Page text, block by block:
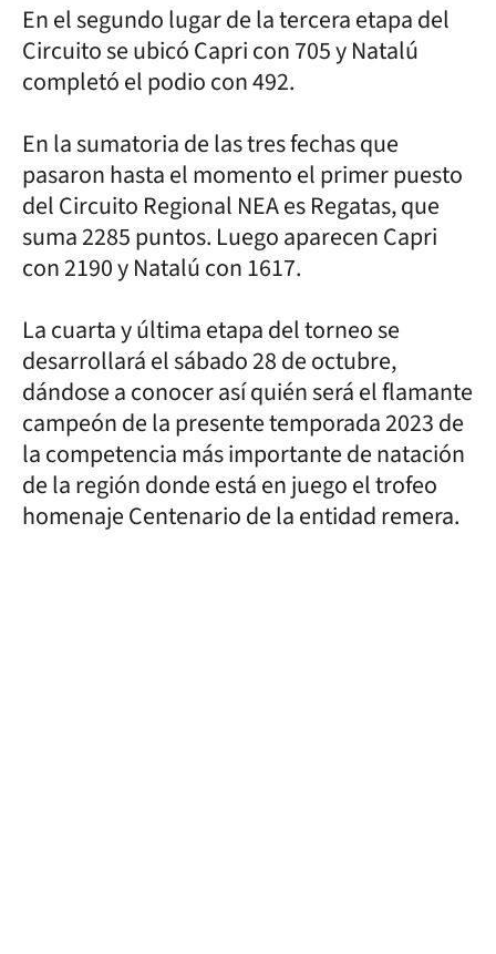
En el segundo lugar de la tercera etapa del
Circuito se ubicó Capri con 705 y Natalú
completó el podio con 492.
En la sumatoria de las tres fechas que
pasaron hasta el momento el primer puesto
del Circuito Regional NEA es Regatas, que
suma 2285 puntos. Luego aparecen Capri
con 2190 y Natalú con 1617.
La cuarta y última etapa del torneo se
desarrollará el sábado 28 de octubre,
dándose a conocer así quién será el flamante
campeón de la presente temporada 2023 de
la competencia más importante de natación
de la región donde está en juego el trofeo
homenaje Centenario de la entidad remera.